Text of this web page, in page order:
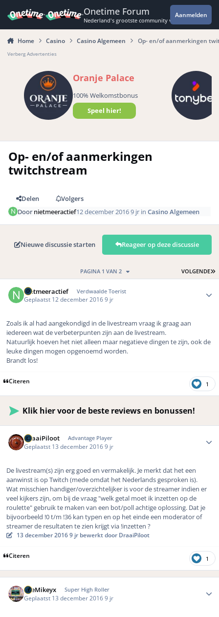
Onetime Forum
Nederland's grootste community voor de
Aanmelden
Home Casino Casino Algemeen Op- en/of aanmerkingen
Verberg Advertenties
Oranje Palace
100% Welkomstbonus
Speel hier!
Op- en/of aanmerkingen
twitchstream
Delen
Volgers
Doornietmeeractief12 december 20169 jr inCasino Algemeen
Nieuwe discussie starten Reageer op deze discussie
VOLGENDE
PAGINA 1 VAN 2
nietmeeractief Verdwaalde Toerist
Geplaatst 12 december 20169 jr
Zoals ik al had aangekondigd in de livestream vraag ik graag aan
iedereen wat de verbeterpunten zijn aan de livestream.
Natuurlijk hoeven het niet alleen maar negatieve dingen te zijn, ook de
leuke dingen mogen opgenoemd worden.
Brandt los!
Citeren 1
Klik hier voor de beste reviews en bonussen!
DraaiPiloot Advantage Player
Geplaatst 13 december 20169 jr
De livestream(s) zijn erg goed en vermakelijk. Je merkt dat het een
aanwinst is op Twitch (mede omdat het Nederlands gesproken is).
Wat misschien handiger/overzichtelijker is voor de streamer indien er
veel kijkers zijn, om bij de vraag "welk getal moet ik inzetten op de
roulette" gebruik te maken van een bot/poll achtige oplossing. Dat je
bijvoorbeeld !0 t/m !36 kan typen en op het einde een moderator of
streamer de resultaten te zien krijgt via !inzetten ?
13 december 20169 jr bewerkt door DraaiPiloot
Citeren 1
TheMikeyx Super High Roller
Geplaatst 13 december 20169 jr